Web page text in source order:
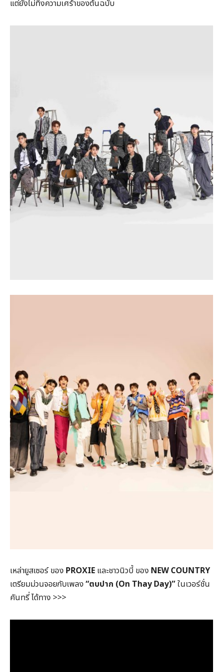
แต่ยังไม่ทิ้งความเศร้าของต้นฉบับ
เหล่ายูสเซอร์ ของ PROXIE และชาวนิวบี้ ของ NEW COUNTRY
เตรียมม่วนจอยกับเพลง “ตบปาก (On Thay Day)”ในเวอร์ชั่น
คันทรี่ ได้ทาง >>>